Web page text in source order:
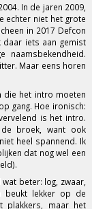
In de jaren 2009,
echter niet het grote
in 2017 Defcon
daar iets aan gemist
Maar eens horen
die het intro moeten
gang. Hoe ironisch:
is het intro.
broek, want ook
heel spannend. Ik
dat nog wel een
beter: log, zwaar,
beukt lekker op de
plakkers, maar het